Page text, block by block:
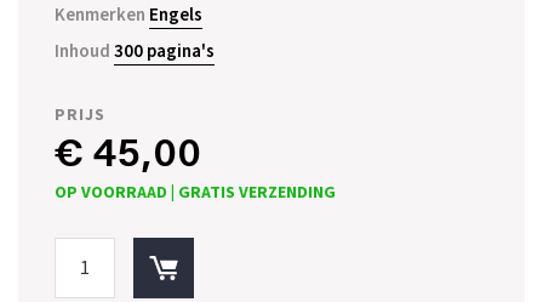
Kenmerken Engels
Inhoud300 pagina's
PRIJS
€ 45,00
OP VOORRAAD | GRATIS VERZENDING